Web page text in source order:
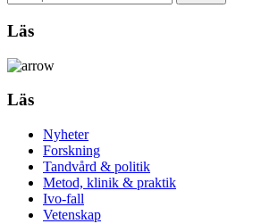
Läs
Läs
Nyheter
Forskning
Tandvård & politik
Metod, klinik & praktik
Ivo-fall
Vetenskap